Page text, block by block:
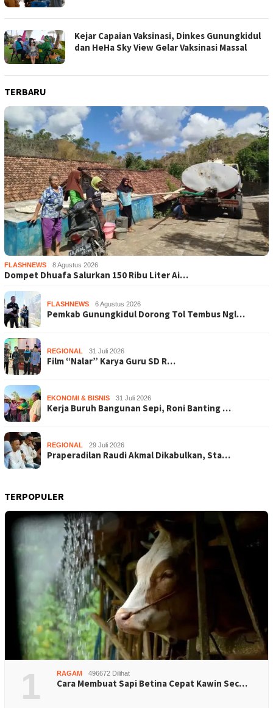
Kejar Capaian Vaksinasi, Dinkes Gunungkidul
dan HeHa Sky View Gelar Vaksinasi Massal
TERBARU
FLASHNEWS 8 Agustus 2026
Dompet Dhuafa Salurkan 150 Ribu Liter Ai…
FLASHNEWS 6 Agustus 2026
Pemkab Gunungkidul Dorong Tol Tembus Ngl…
REGIONAL 31 Juli 2026
Film “Nalar” Karya Guru SD R…
EKONOMI & BISNIS 31 Juli 2026
Kerja Buruh Bangunan Sepi, Roni Banting …
REGIONAL 29 Juli 2026
Praperadilan Raudi Akmal Dikabulkan, Sta…
TERPOPULER
1 RAGAM 496672 Dilihat
Cara Membuat Sapi Betina Cepat Kawin Sec…